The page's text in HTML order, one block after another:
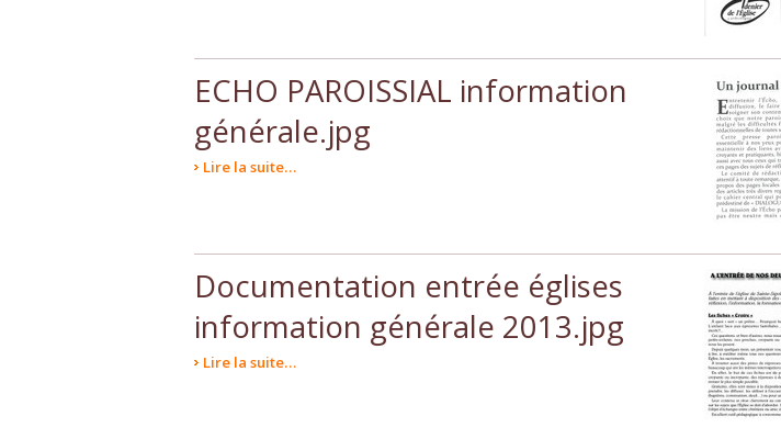
ECHO PAROISSIAL information
générale.jpg
Lire la suite…
Documentation entrée églises
information générale 2013.jpg
Lire la suite…